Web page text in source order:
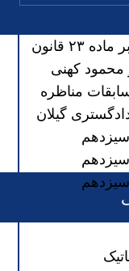
ویدیوی دوره آموزشی «تحلیلی بر ماده ۲۳ قانون
محمود کهنی
مناظره
گیلان